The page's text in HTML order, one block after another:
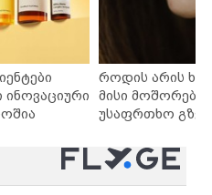
როდის არის
მისი
უსაფრთხო